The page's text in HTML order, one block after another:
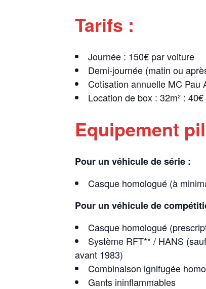
Tarifs :
Journée : 150€ par voiture
Demi-journée (matin ou
Cotisation annuelle MC Pau
Location de box : 32m² :
Equipement
Pour un véhicule de série :
Casque homologué (à
Pour un véhicule de
Casque homologué
Système RFT** / HANS
avant 1983)
Combinaison ignifugée
Gants ininflammables